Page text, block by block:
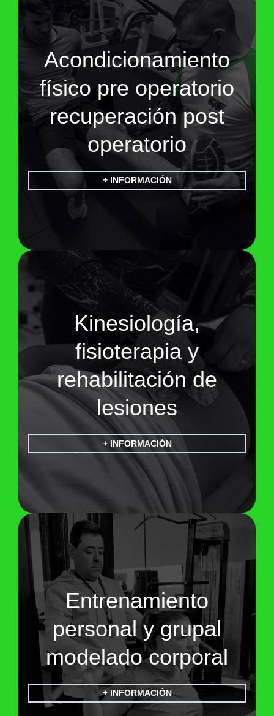
Acondicionamiento
físico pre operatorio
recuperación post
operatorio
+ INFORMACIÓN
Kinesiología,
fisioterapia y
rehabilitación de
lesiones
+ INFORMACIÓN
Entrenamiento
personal y grupal
modelado corporal
+ INFORMACIÓN